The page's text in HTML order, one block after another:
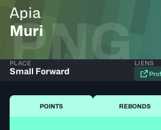
Apia
Muri
PNG
PLACE
Small Forward
LIENS
POINTS REBONDS